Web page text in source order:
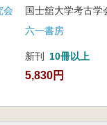
A地点出土埴輪の
における古墳時
会
六一書房
新刊 10冊以上
5,830円